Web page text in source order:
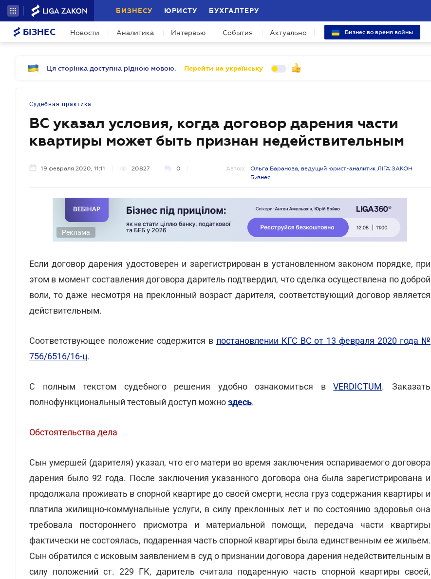
БИЗНЕСУ ЮРИСТУ БУХГАЛТЕРУ
БІЗНЕС Новости Аналитика Интервью События Актуально Бизнес во время войны
Ця сторінка доступна рідною мовою. Перейти на українську
Судебная практика
ВС указал условия, когда договор дарения части
квартиры может быть признан недействительным
19 февраля 2020, 11:11 20827 0 Автор:
Ольга Баранова, ведущий юрист-аналитик ЛІГА:ЗАКОН
Бизнес
Реклама
Если договор дарения удостоверен и зарегистрирован в установленном законом порядке, при
этом в момент составления договора даритель подтвердил, что сделка осуществлена по доброй
воли, то даже несмотря на преклонный возраст дарителя, соответствующий договор является
действительным.
Соответствующее положение содержится в постановлении КГС ВС от 13 февраля 2020 года №
756/6516/16-ц.
С полным текстом судебного решения удобно ознакомиться вVERDICTUM. Заказать
полнофункциональный тестовый доступ можноздесь.
Обстоятельства дела
Сын умершей (дарителя) указал, что его матери во время заключения оспариваемого договора
дарения было 92 года. После заключения указанного договора она была зарегистрирована и
продолжала проживать в спорной квартире до своей смерти, несла груз содержания квартиры и
платила жилищно-коммунальные услуги, в силу преклонных лет и по состоянию здоровья она
требовала постороннего присмотра и материальной помощи, передача части квартиры
фактически не состоялась, подаренная часть спорной квартиры была единственным ее жильем.
Сын обратился с исковым заявлением в суд о признании договора дарения недействительным в
силу положений ст. 229 ГК, даритель считала подаренную часть спорной квартиры своей,